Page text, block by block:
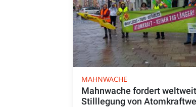
MAHNWACHE
Mahnwache fordert
Stilllegung von